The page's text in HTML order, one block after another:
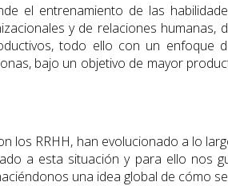
el entrenamiento de las
y de relaciones humanas,
todo ello con un enfoque
bajo un objetivo de mayor
los RRHH, han evolucionado a lo
a esta situación y para ello nos
una idea global de cómo